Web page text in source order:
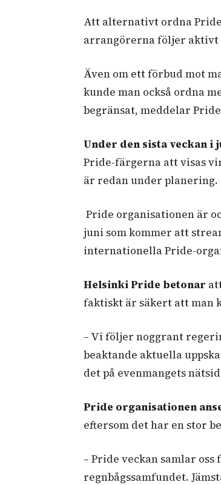
Att alternativt ordna
arrangörerna följer aktivt
Även om ett förbud mot
kunde man också ordna
begränsat, meddelar
Under den sista veckan i
Pride-färgerna att visas
är redan under planering.
Pride organisationen är
juni som kommer att
internationella Pride-
Helsinki Pride betonar
faktiskt är säkert att man
– Vi följer noggrant
beaktande aktuella
det på evenmangets
Pride organisationen
eftersom det har en stor
– Pride veckan samlar
regnbågssamfundet.